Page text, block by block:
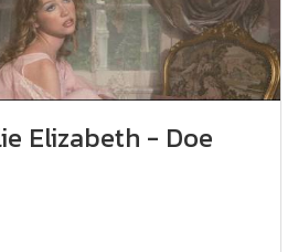
Elizabeth - Doe